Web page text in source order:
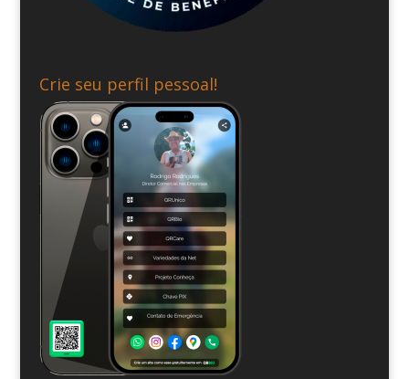
Crie seu perfil pessoal!